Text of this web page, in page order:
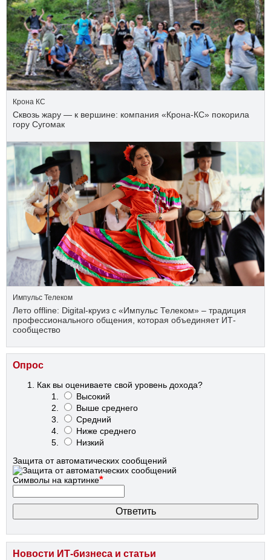
Крона КС
Сквозь жару — к вершине: компания «Крона‑КС» покорила
гору Сугомак
Импульс Телеком
Лето offline: Digital-круиз с «Импульс Телеком» – традиция
профессионального общения, которая объединяет ИТ-
сообщество
Опрос
Как вы оцениваете свой уровень дохода?
Высокий
Выше среднего
Средний
Ниже среднего
Низкий
Защита от автоматических сообщений
Символы на картинке*
Новости ИТ-бизнеса и статьи